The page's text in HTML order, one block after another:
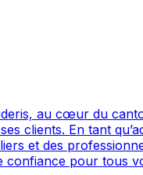
au cœur du
clients. En tant
et des
confiance pour tous